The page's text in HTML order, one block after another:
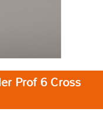
Prof 6 Cross